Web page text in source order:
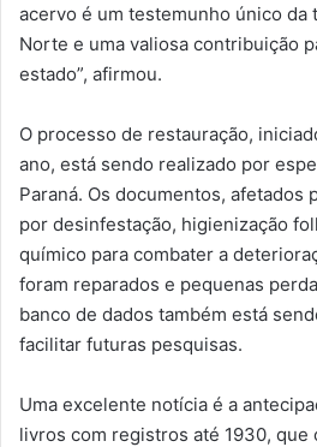
acervo é um testemunho único da
Norte e uma valiosa contribuição
estado”, afirmou.
O processo de restauração,
ano, está sendo realizado por
Paraná. Os documentos, afetados
por desinfestação, higienização
químico para combater a
foram reparados e pequenas
banco de dados também está
facilitar futuras pesquisas.
Uma excelente notícia é a
livros com registros até 1930, que